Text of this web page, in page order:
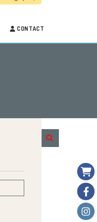
CONTACT